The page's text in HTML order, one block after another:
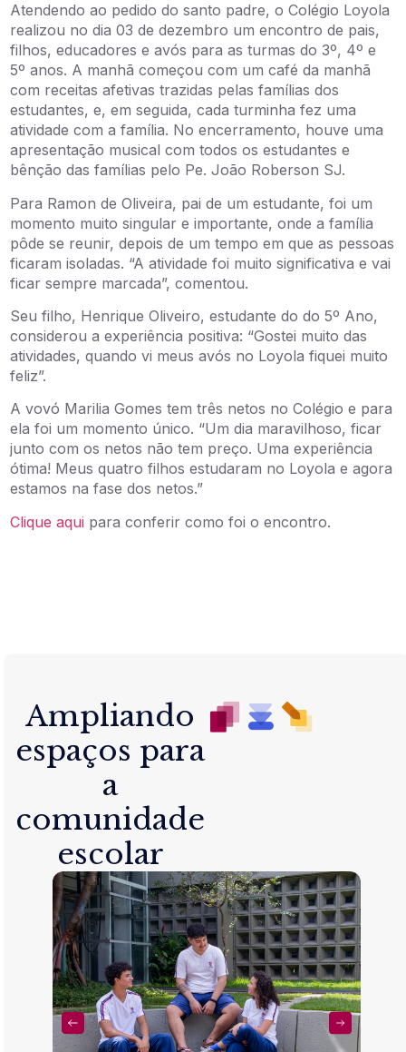
Atendendo ao pedido do santo padre, o Colégio Loyola
realizou no dia 03 de dezembro um encontro de pais,
filhos, educadores e avós para as turmas do 3º, 4º e
5º anos. A manhã começou com um café da manhã
com receitas afetivas trazidas pelas famílias dos
estudantes, e, em seguida, cada turminha fez uma
atividade com a família. No encerramento, houve uma
apresentação musical com todos os estudantes e
bênção das famílias pelo Pe. João Roberson SJ.
Para Ramon de Oliveira, pai de um estudante, foi um
momento muito singular e importante, onde a família
pôde se reunir, depois de um tempo em que as pessoas
ficaram isoladas. “A atividade foi muitosignificativa e vai
ficar sempre marcada”, comentou.
Seu filho, Henrique Oliveiro, estudante do do 5º Ano,
considerou a experiência positiva: “Gostei muito das
atividades, quando vi meus avós no Loyola fiquei muito
feliz”.
A vovó Marilia Gomes tem três netos no Colégio e para
ela foi um momento único. “Um dia maravilhoso, ficar
junto com os netos não tem preço. Uma experiência
ótima! Meus quatro filhos estudaram no Loyola e agora
estamos na fase dos netos.”
Clique aqui para conferir como foi o encontro.
Ampliando
espaços para
a
comunidade
escolar